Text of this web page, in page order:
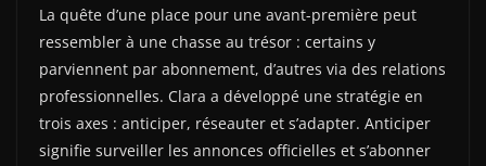
La quête d’une place pour une avant-première peut
ressembler à une chasse au trésor : certains y
parviennent par abonnement, d’autres via des relations
professionnelles. Clara a développé une stratégie en
trois axes : anticiper, réseauter et s’adapter. Anticiper
signifie surveiller les annonces officielles et s’abonner